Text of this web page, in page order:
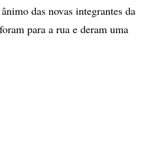
das novas integrantes da
para a rua e deram uma